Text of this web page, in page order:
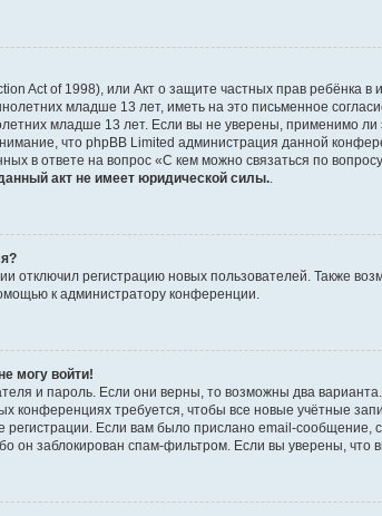
Act of 1998), или Акт о защите частных прав
младше 13 лет, иметь на это письменное
младше 13 лет. Если вы не уверены, применимо ли
что phpBB Limited администрация данной
в ответе на вопрос «С кем можно связаться по
акт не имеет юридической силы.
отключил регистрацию новых пользователей. Также
к администратору конференции.
могу войти!
и пароль. Если они верны, то возможны два
конференциях требуется, чтобы все новые учётные
Если вам было прислано email-
он заблокирован спам-фильтром. Если вы уверены, что